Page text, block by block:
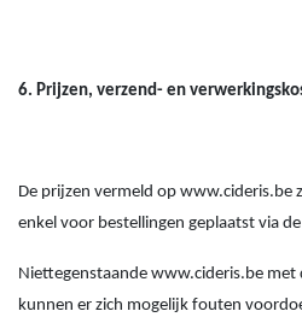
6. Prijzen, verzend- en
De prijzen vermeld op www.cideris.be
enkel voor bestellingen geplaatst via
Niettegenstaande www.cideris.be met
kunnen er zich mogelijk fouten